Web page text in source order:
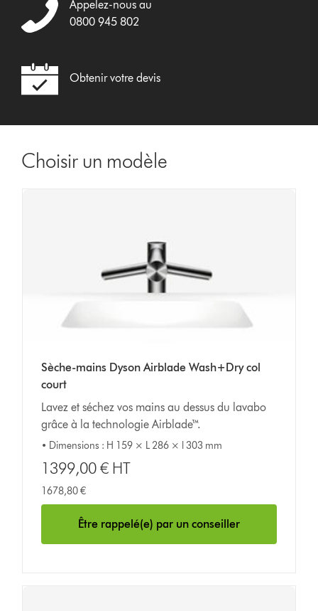
Appelez-nous au
0800 945 802
Obtenir votre devis
Choisir un modèle
Sèche-mains Dyson Airblade Wash+Dry col
court
Lavez et séchez vos mains au dessus du lavabo
grâce à la technologie Airblade™.
• Dimensions : H 159 × L 286 × l 303 mm
1399,00 € HT
1678,80 €
Être rappelé(e) par un conseiller